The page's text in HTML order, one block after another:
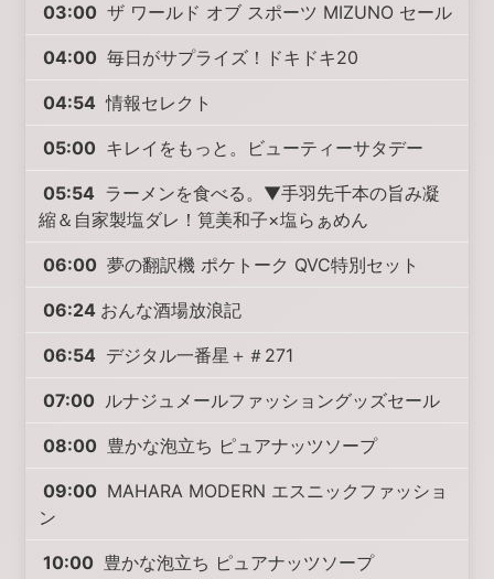
03:00 ザ ワールド オブ スポーツ MIZUNO セール
04:00 毎日がサプライズ！ドキドキ20
04:54 情報セレクト
05:00 キレイをもっと。ビューティーサタデー
05:54 ラーメンを食べる。▼手羽先千本の旨み凝
縮＆自家製塩ダレ！筧美和子×塩らぁめん
06:00 夢の翻訳機 ポケトーク QVC特別セット
06:24 おんな酒場放浪記
06:54 デジタル一番星＋＃271
07:00 ルナジュメールファッショングッズセール
08:00 豊かな泡立ち ピュアナッツソープ
09:00 MAHARA MODERN エスニックファッショ
ン
10:00 豊かな泡立ち ピュアナッツソープ